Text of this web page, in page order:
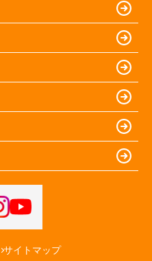
サイトマップ